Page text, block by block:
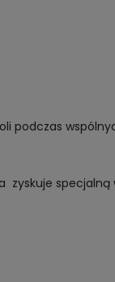
podczas
zyskuje